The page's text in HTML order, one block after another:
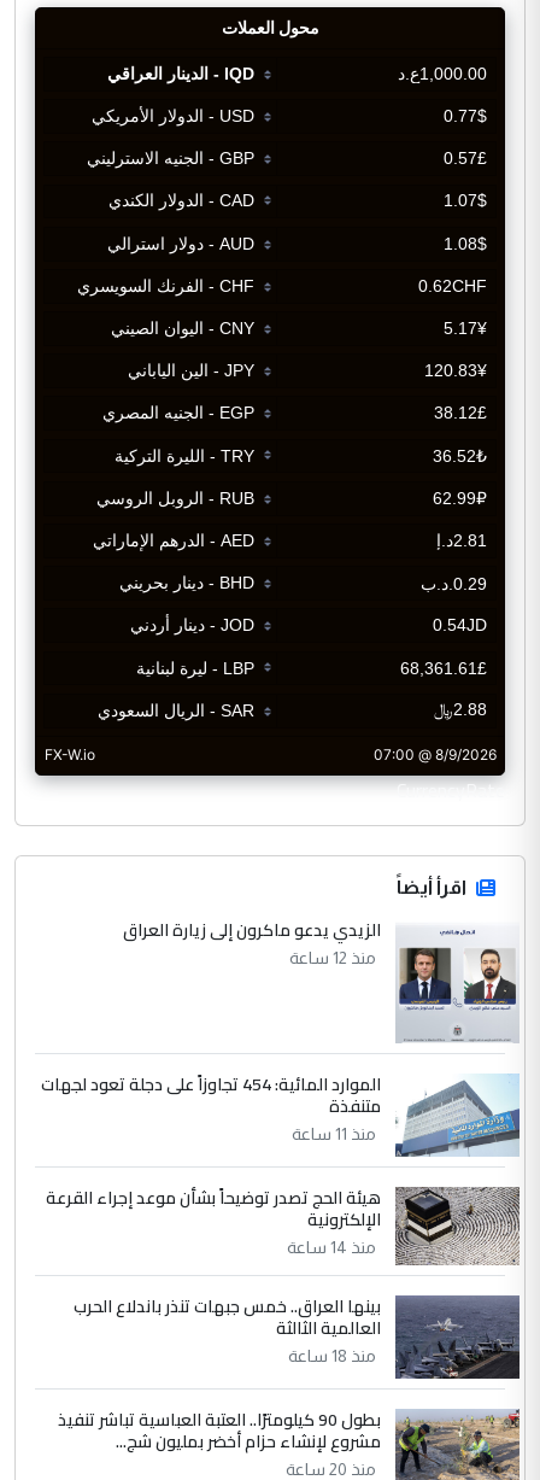
CurrencyRate
اقرأ أيضاً
الزيدي يدعو ماكرون إلى زيارة العراق
منذ 12 ساعة
الموارد المائية: 454 تجاوزاً على دجلة تعود لجهات
متنفذة
منذ 11 ساعة
هيئة الحج تصدر توضيحاً بشأن موعد إجراء القرعة
الإلكترونية
منذ 14 ساعة
بينها العراق.. خمس جبهات تنذر باندلاع الحرب
العالمية الثالثة
منذ 18 ساعة
بطول 90 كيلومترًا.. العتبة العباسية تباشر تنفيذ
مشروع لإنشاء حزام أخضر بمليون شج...
منذ 20 ساعة